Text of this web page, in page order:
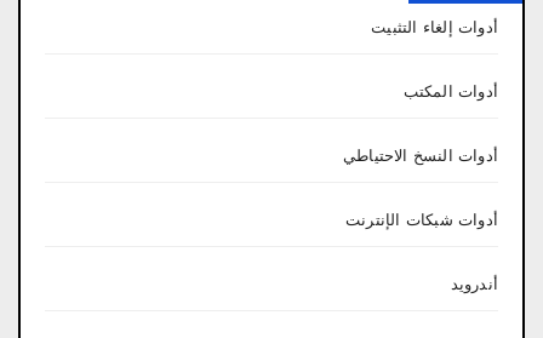
أدوات إلغاء التثبيت
أدوات المكتب
أدوات النسخ الاحتياطي
أدوات شبكات الإنترنت
أندرويد